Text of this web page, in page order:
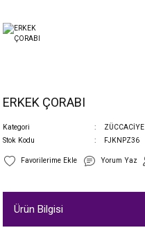
ERKEK ÇORABI
Kategori
ZÜCCACİYE
Stok Kodu
FJKNPZ36
Yorum Yaz
Ürün Bilgisi